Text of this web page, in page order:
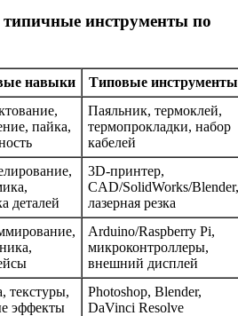
инструменты по
навыки
Типовые инструменты
пайка,
Паяльник, термоклей,
термопрокладки, набор
кабелей
деталей
3D-принтер,
CAD/SolidWorks/Blender,
лазерная резка
Arduino/Raspberry Pi,
микроконтроллеры,
внешний дисплей
текстуры,
эффекты
Photoshop, Blender,
DaVinci Resolve